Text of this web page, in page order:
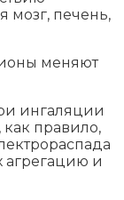
мозг, печень,
меняют
ингаляции
как правило,
агрегацию и